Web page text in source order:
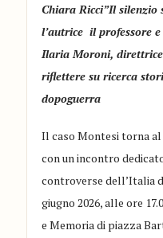
Chiara Ricci”Il silenzio
l’autrice il professore
Ilaria Moroni,
riflettere su ricerca
dopoguerra
Il caso Montesi torna
con un incontro
controverse dell’Italia
giugno 2026, alle ore
e Memoria di piazza